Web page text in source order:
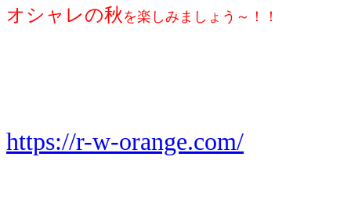
オシャレの秋 を楽しみましょう～！！
https://r-w-orange.com/